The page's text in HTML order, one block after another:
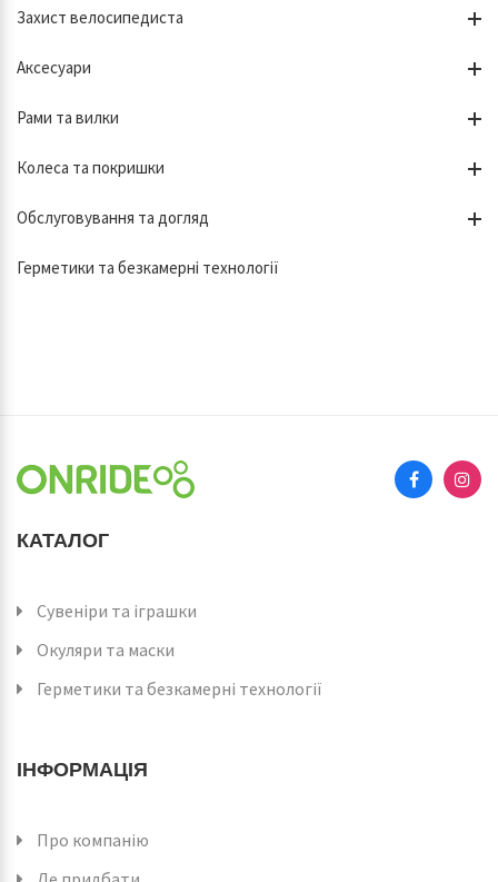
Захист велосипедиста
Аксесуари
Рами та вилки
Колеса та покришки
Обслуговування та догляд
Герметики та безкамерні технології
КАТАЛОГ
Сувеніри та іграшки
Окуляри та маски
Герметики та безкамерні технології
ІНФОРМАЦІЯ
Про компанію